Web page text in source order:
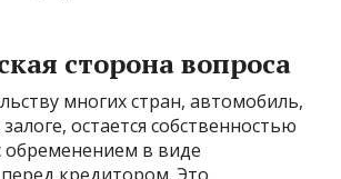
сторона вопроса
многих стран, автомобиль,
остается собственностью
обременением в виде